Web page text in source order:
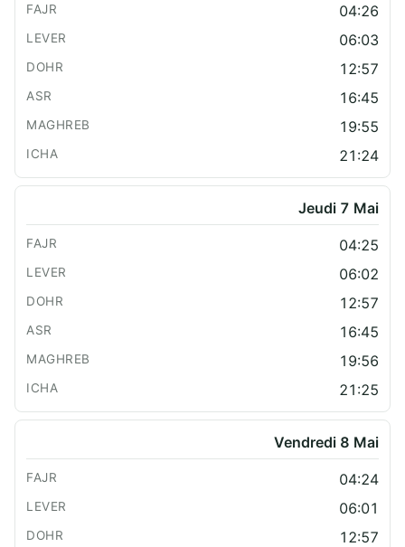
04:26
06:03
12:57
16:45
19:55
21:24
Jeudi 7 Mai
04:25
06:02
12:57
16:45
19:56
21:25
Vendredi 8 Mai
04:24
06:01
12:57